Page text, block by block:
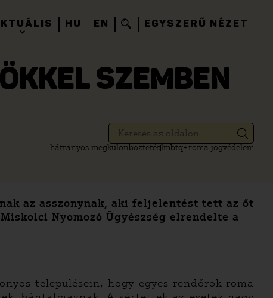
HU EN EGYSZERŰ NÉZET
SZEMBEN
hátrányos megkülönböztetéslmbtq+roma jogvédelem
az asszonynak, aki feljelentést tett az őt
Nyomozó Ügyészség elrendelte a
településein, hogy egyes rendőrök roma